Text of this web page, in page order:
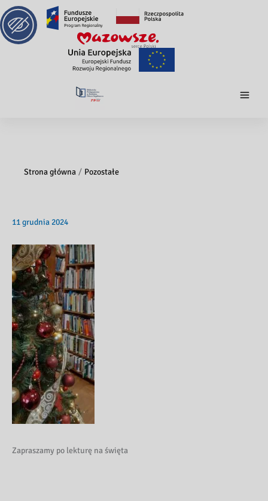
Strona główna Pozostałe
11 grudnia 2024
Zapraszamy po lekturę na święta